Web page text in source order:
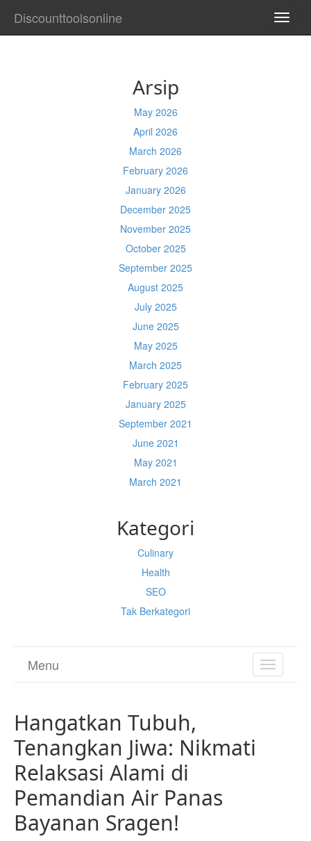
Discounttoolsonline
Arsip
May 2026
April 2026
March 2026
February 2026
January 2026
December 2025
November 2025
October 2025
September 2025
August 2025
July 2025
June 2025
May 2025
March 2025
February 2025
January 2025
September 2021
June 2021
May 2021
March 2021
Kategori
Culinary
Health
SEO
Tak Berkategori
TOGGLE
Menu
Hangatkan Tubuh,
Tenangkan Jiwa: Nikmati
Relaksasi Alami di
Pemandian Air Panas
Bayanan Sragen!